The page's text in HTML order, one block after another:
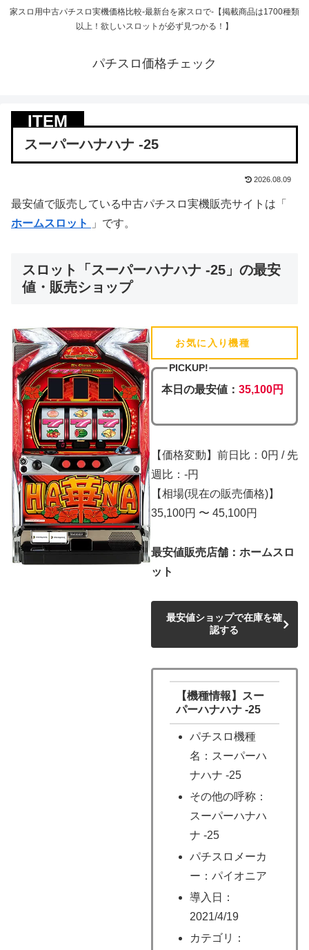
家スロ用中古パチスロ実機価格比較-最新台を家スロで-【掲載商品は1700種類
以上！欲しいスロットが必ず見つかる！】
パチスロ価格チェック
スーパーハナハナ ‐25
2026.08.09
最安値で販売している中古パチスロ実機販売サイトは「
ホームスロット
」です。
スロット「スーパーハナハナ ‐25」の最安
値・販売ショップ
お気に入り機種
PICKUP!
本日の最安値：35,100円
【価格変動】前日比：0円 / 先
週比：-円
【相場(現在の販売価格)】
35,100円 〜 45,100円
最安値販売店舗：ホームスロ
ット
最安値ショップで在庫を確
認する
【機種情報】スー
パーハナハナ ‐25
パチスロ機種
名：スーパーハ
ナハナ ‐25
その他の呼称：
スーパーハナハ
ナ ‐25
パチスロメーカ
ー：パイオニア
導入日：
2021/4/19
カテゴリ：